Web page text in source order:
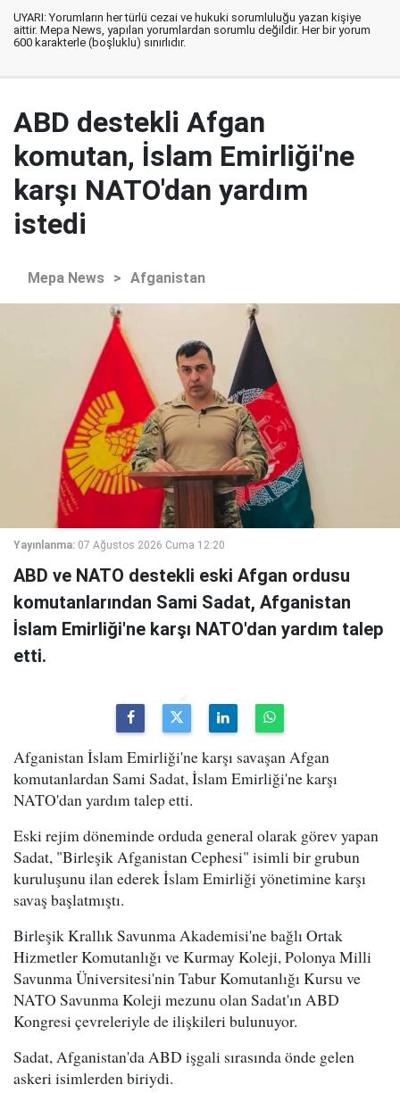
UYARI: Yorumların her türlü cezai ve hukuki sorumluluğu yazan kişiye
aittir. Mepa News, yapılan yorumlardan sorumlu değildir. Her bir yorum
600 karakterle (boşluklu) sınırlıdır.
ABD destekli Afgan
komutan, İslam Emirliği'ne
karşı NATO'dan yardım
istedi
Mepa News > Afganistan
Yayınlanma: 07 Ağustos 2026 Cuma 12:20
ABD ve NATO destekli eski Afgan ordusu
komutanlarından Sami Sadat, Afganistan
İslam Emirliği'ne karşı NATO'dan yardım talep
etti.
Afganistan İslam Emirliği'ne karşı savaşan Afgan
komutanlardan Sami Sadat, İslam Emirliği'ne karşı
NATO'dan yardım talep etti.
Eski rejim döneminde orduda general olarak görev yapan
Sadat, "Birleşik Afganistan Cephesi" isimli bir grubun
kuruluşunu ilan ederek İslam Emirliği yönetimine karşı
savaş başlatmıştı.
Birleşik Krallık Savunma Akademisi'ne bağlı Ortak
Hizmetler Komutanlığı ve Kurmay Koleji, Polonya Milli
Savunma Üniversitesi'nin Tabur Komutanlığı Kursu ve
NATO Savunma Koleji mezunu olan Sadat'ın ABD
Kongresi çevreleriyle de ilişkileri bulunuyor.
Sadat, Afganistan'da ABD işgali sırasında önde gelen
askeri isimlerden biriydi.